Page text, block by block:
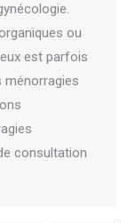
ou
est parfois
ménorragies
consultation